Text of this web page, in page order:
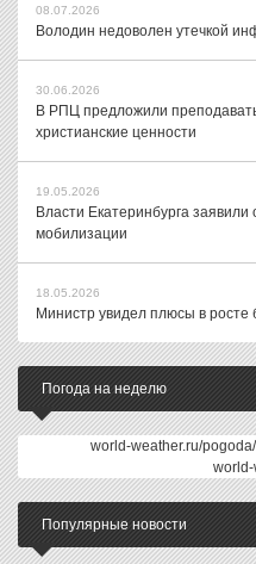
08.07.2026
Володин недоволен утечкой
30.06.2026
В РПЦ предложили
христианские ценности
19.05.2026
Власти Екатеринбурга заявили
мобилизации
18.05.2026
Министр увидел плюсы в росте
Погода на неделю
world-weather.ru/
world-
Популярные новости